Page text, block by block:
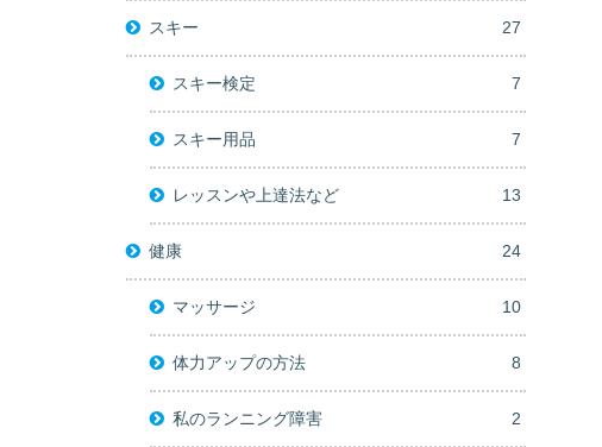
スキー 27
スキー検定 7
スキー用品 7
レッスンや上達法など 13
健康 24
マッサージ 10
体力アップの方法 8
私のランニング障害 2